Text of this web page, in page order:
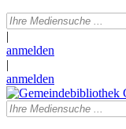
|
anmelden
|
anmelden